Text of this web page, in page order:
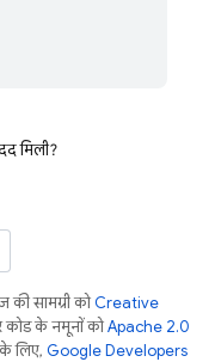
मिली?
सामग्री कोCreative
के नमूनों कोApache 2.0
लिए, Google Developers